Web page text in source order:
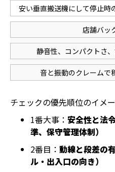
安い垂直搬送機にして停止時
店舗バッ
静音性、コンパクトさ
音と振動のクレームで
チェックの優先順位のイメ
1番大事： 安全性と法
準、保守管理体制）
2番目： 動線と段差の
ル・出入口の向き）